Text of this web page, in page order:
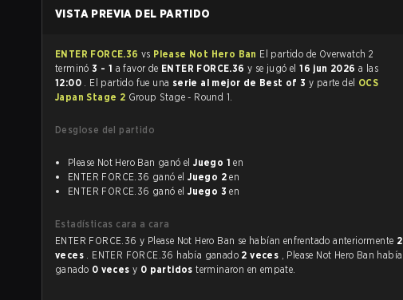
VISTA PREVIA DEL PARTIDO
ENTER FORCE.36 vs Please Not Hero Ban El partido de Overwatch 2
terminó3 - 1 a favor de ENTER FORCE.36 y se jugó el16 jun 2026 a las
12:00 . El partido fue una serie al mejor de Best of 3 y parte del OCS
Japan Stage 2 Group Stage - Round 1.
Desglose del partido
Please Not Hero Ban ganó elJuego 1 en
ENTER FORCE.36 ganó elJuego 2 en
ENTER FORCE.36 ganó elJuego 3 en
Estadísticas cara a cara
ENTER FORCE.36 y Please Not Hero Ban se habían enfrentado anteriormente 2
veces . ENTER FORCE.36 había ganado 2 veces , Please Not Hero Ban había
ganado 0 veces y 0 partidosterminaron en empate.